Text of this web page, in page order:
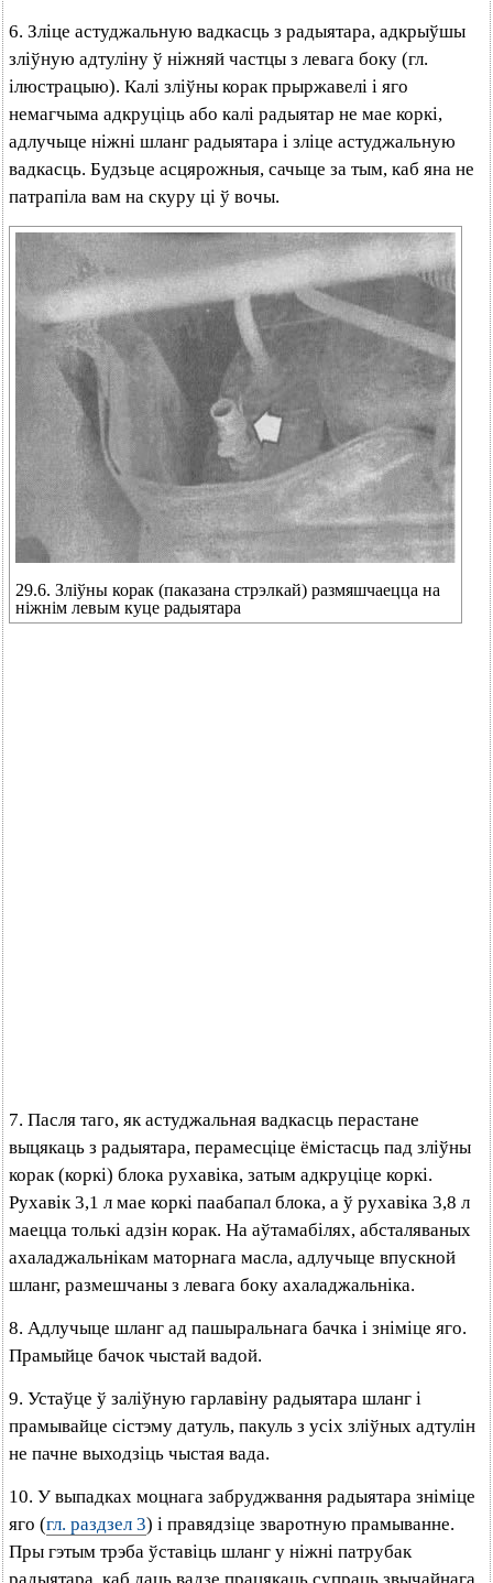
6. Зліце астуджальную вадкасць з радыятара, адкрыўшы
зліўную адтуліну ў ніжняй частцы з левага боку (гл.
ілюстрацыю). Калі зліўны корак прыржавелі і яго
немагчыма адкруціць або калі радыятар не мае коркі,
адлучыце ніжні шланг радыятара і зліце астуджальную
вадкасць. Будзьце асцярожныя, сачыце за тым, каб яна не
патрапіла вам на скуру ці ў вочы.
29.6. Зліўны корак (паказана стрэлкай) размяшчаецца на
ніжнім левым куце радыятара
7. Пасля таго, як астуджальная вадкасць перастане
выцякаць з радыятара, перамесціце ёмістасць пад зліўны
корак (коркі) блока рухавіка, затым адкруціце коркі.
Рухавік 3,1 л мае коркі паабапал блока, а ў рухавіка 3,8 л
маецца толькі адзін корак. На аўтамабілях, абсталяваных
ахаладжальнікам маторнага масла, адлучыце впускной
шланг, размешчаны з левага боку ахаладжальніка.
8. Адлучыце шланг ад пашыральнага бачка і зніміце яго.
Прамыйце бачок чыстай вадой.
9. Устаўце ў заліўную гарлавіну радыятара шланг і
прамывайце сістэму датуль, пакуль з усіх зліўных адтулін
не пачне выходзіць чыстая вада.
10. У выпадках моцнага забруджвання радыятара зніміце
яго (гл. раздзел 3) і правядзіце зваротную прамыванне.
Пры гэтым трэба ўставіць шланг у ніжні патрубак